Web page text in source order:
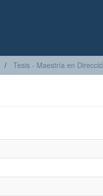
Tesis - Maestría en